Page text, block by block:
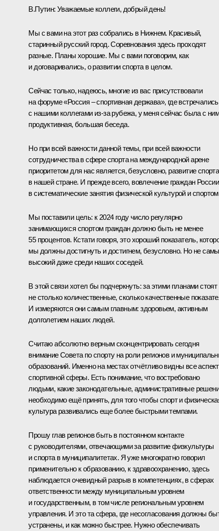
В.Путин: Уважаемые коллеги, добрый день!
Мы с вами на этот раз собрались в Нижнем. Красивый,
старинный русский город. Соревнования здесь проходят
разные. Планы хорошие. Мы с вами поговорим, как
и договаривались, о развитии спорта в целом.
Сейчас только, надеюсь, многие из вас присутствовали
на форуме «Россия – спортивная держава», где встречались
с нашими коллегами из-за рубежа, у меня сейчас была с
продуктивная, большая беседа.
Но при всей важности данной темы, при всей важности
сотрудничества в сфере спорта на международной арене
приоритетом для нас является, безусловно, развитие спорта
в нашей стране. И прежде всего, вовлечение граждан России
в систематические занятия физической культурой и
Мы поставили цель: к 2024 году число регулярно
занимающихся спортом граждан должно быть не менее
55 процентов. Кстати говоря, это хороший показатель,
мы должны достигнуть и достигнем, безусловно. Но не
высокий даже среди наших соседей.
В этой связи хотел бы подчеркнуть: за этими планами стоят
не столько количественные, сколько качественные
И измеряются они самым главным: здоровьем, активным
долголетием наших людей.
Считаю абсолютно верным сконцентрировать сегодня
внимание Совета по спорту на роли регионов и
образований. Именно на местах отчётливо видны все
спортивной сферы. Есть понимание, что востребовано
людьми, какие законодательные, административные
необходимо ещё принять, для того чтобы спорт и
культура развивались еще более быстрыми темпами.
Прошу глав регионов быть в постоянном контакте
с руководителями, отвечающими за развитие физкультуры
и спорта в муниципалитетах. Я уже многократно говорил
применительно к образованию, к здравоохранению, здесь
наблюдается очевидный разрыв в компетенциях, в сферах
ответственности между муниципальным уровнем
и государственным, в том числе региональным уровнем
управления. И это та сфера, где несогласования должны
устранены, и как можно быстрее. Нужно обеспечивать